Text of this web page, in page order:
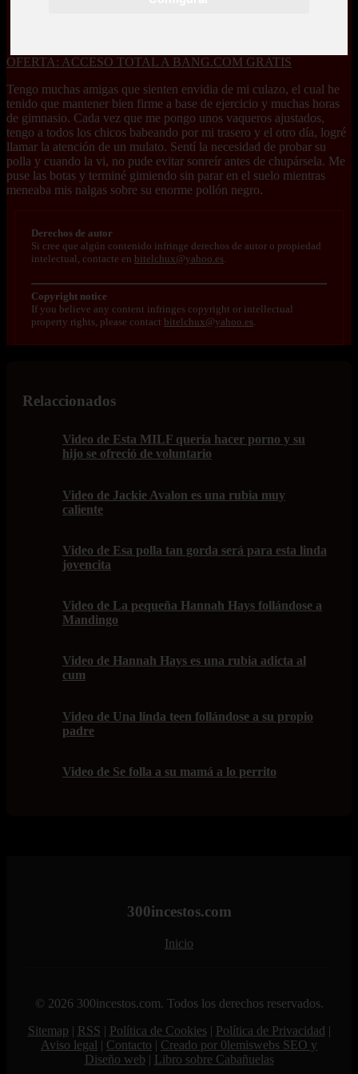
OFERTA: ACCESO TOTAL A BANG.COM GRATIS
Tengo muchas amigas que sienten envidia de mi culazo, el cual he
tenido que mantener bien firme a base de ejercicio y muchas horas
de gimnasio. Cada vez que me pongo unos vaqueros ajustados,
tengo a todos los chicos babeando por mi trasero y el otro día, logré
llamar la atención de un mulato. Sentí la necesidad de probar su
polla y cuando la vi, no pude evitar sonreír antes de chupársela. Me
puse las botas y terminé gimiendo sin parar en el suelo mientras
meneaba mis nalgas sobre su enorme pollón negro.
Derechos de autor
Si cree que algún contenido infringe derechos de autor o propiedad
intelectual, contacte en bitelchux@yahoo.es
Copyright notice
If you believe any content infringes copyright or intellectual
property rights, please contact bitelchux@yahoo.es
Relaccionados
Video de Esta MILF quería hacer porno y su
hijo se ofreció de voluntario
Video de Jackie Avalon es una rubia muy
caliente
Video de Esa polla tan gorda será para esta linda
jovencita
Video de La pequeña Hannah Hays follándose a
Mandingo
Video de Hannah Hays es una rubia adicta al
cum
Video de Una linda teen follándose a su propio
padre
Video de Se folla a su mamá a lo perrito
300incestos.com
Inicio
© 2026 300incestos.com. Todos los derechos reservados.
Sitemap | RSS | Política de Cookies| Política de Privacidad |
Aviso legal | Contacto | Creado por 0lemiswebs SEO y
Diseño web | Libro sobre Cabañuelas